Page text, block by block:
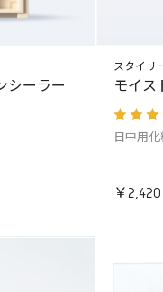
シーラー
スタイリ
モイス
日中用化
￥2,420